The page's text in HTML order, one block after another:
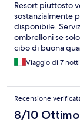
Resort piuttosto
sostanzialmente
disponibile.
ombrelloni se
cibo di buona
chi non vuole
spiaggia
Viaggio di 7 notti
Recensione
8/10 Ottimo